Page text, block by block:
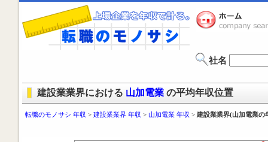
社名
建設業業界における 山加電業 の平均年収位置
転職のモノサシ 年収 > 建設業業界 年収 > 山加電業 年収 > 建設業業界(山加電業の